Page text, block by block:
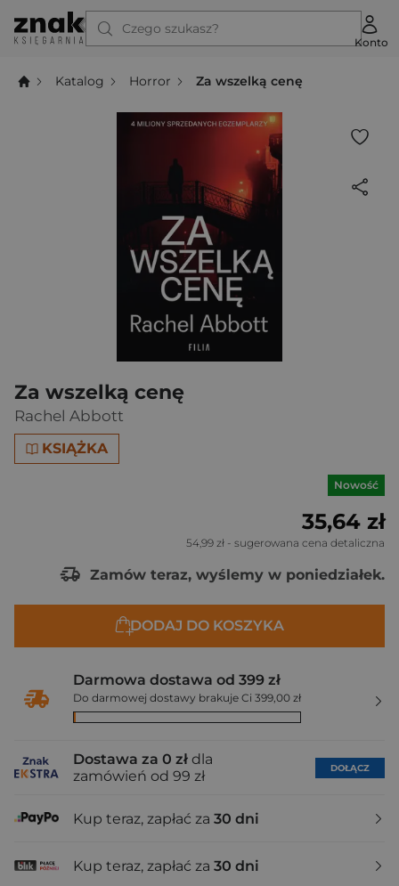
Czego szukasz?
Konto
Katalog Horror Za wszelką cenę
Za wszelką cenę
Rachel Abbott
KSIĄŻKA
Nowość
35,64 zł
54,99 zł - sugerowana cena detaliczna
Zamów teraz, wyślemy w poniedziałek.
DODAJ DO KOSZYKA
Darmowa dostawa od 399 zł
Do darmowej dostawy brakuje Ci 399,00 zł
Dostawa za 0 zł dla
zamówień od 99 zł
DOŁĄCZ
Kup teraz, zapłać za 30 dni
Kup teraz, zapłać za 30 dni